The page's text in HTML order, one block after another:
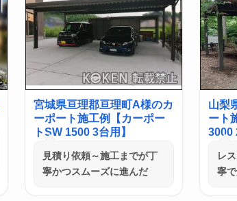
宮城県亘理郡亘理町A様のカ
ーポート施工例【カーポー
トSW 1500 3台用】
見積り依頼～施工までが丁
寧かつスムーズに進んだ
山梨
ート
3000
レ
寧